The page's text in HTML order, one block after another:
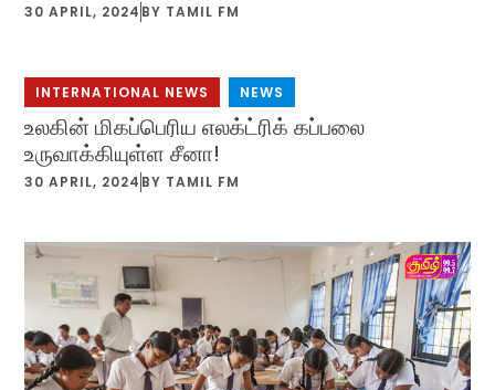
30 APRIL, 2024 BY TAMIL FM
INTERNATIONAL NEWS NEWS
உலகின் மிகப்பெரிய எலக்ட்ரிக் கப்பலை
உருவாக்கியுள்ள சீனா!
30 APRIL, 2024 BY TAMIL FM